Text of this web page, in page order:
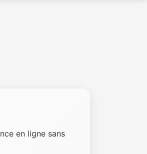
en ligne sans